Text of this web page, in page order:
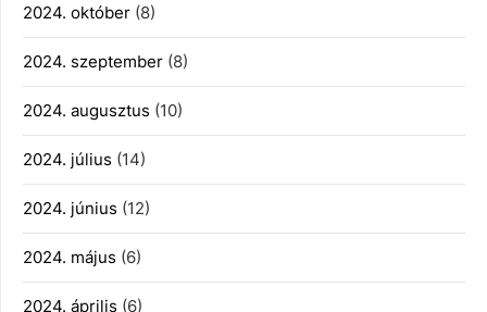
2024. október (8)
2024. szeptember (8)
2024. augusztus (10)
2024. július (14)
2024. június (12)
2024. május (6)
2024. április (6)